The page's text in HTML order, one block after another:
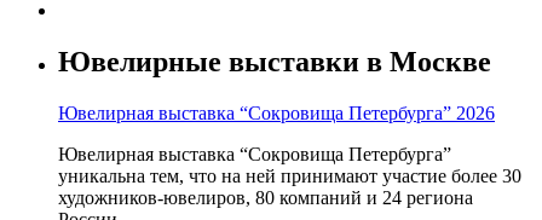
Ювелирные выставки в Москве
Ювелирная выставка “Сокровища Петербурга” 2026
Ювелирная выставка “Сокровища Петербурга”
уникальна тем, что на ней принимают участие более 30
художников-ювелиров, 80 компаний и 24 региона